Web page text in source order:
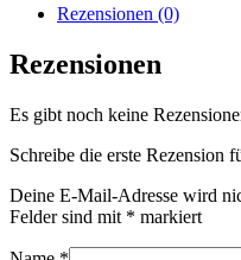
Rezensionen (0)
Rezensionen
Es gibt noch keine
Schreibe die erste Rezension
Deine E-Mail-Adresse wird
Felder sind mit * markiert